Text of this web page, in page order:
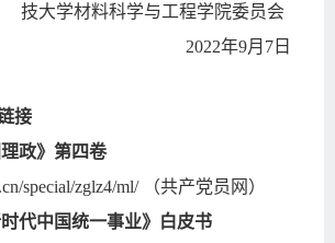
技大学材料科学与工程学院委员会
年9月 7 日
接
政》第四卷
special/zglz4/ml/
（共产党员网）
时代中国统一事业》白皮书